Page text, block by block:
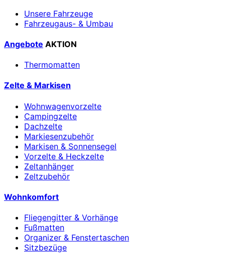
Unsere Fahrzeuge
Fahrzeugaus- & Umbau
Angebote AKTION
Thermomatten
Zelte & Markisen
Wohnwagenvorzelte
Campingzelte
Dachzelte
Markiesenzubehör
Markisen & Sonnensegel
Vorzelte & Heckzelte
Zeltanhänger
Zeltzubehör
Wohnkomfort
Fliegengitter & Vorhänge
Fußmatten
Organizer & Fenstertaschen
Sitzbezüge